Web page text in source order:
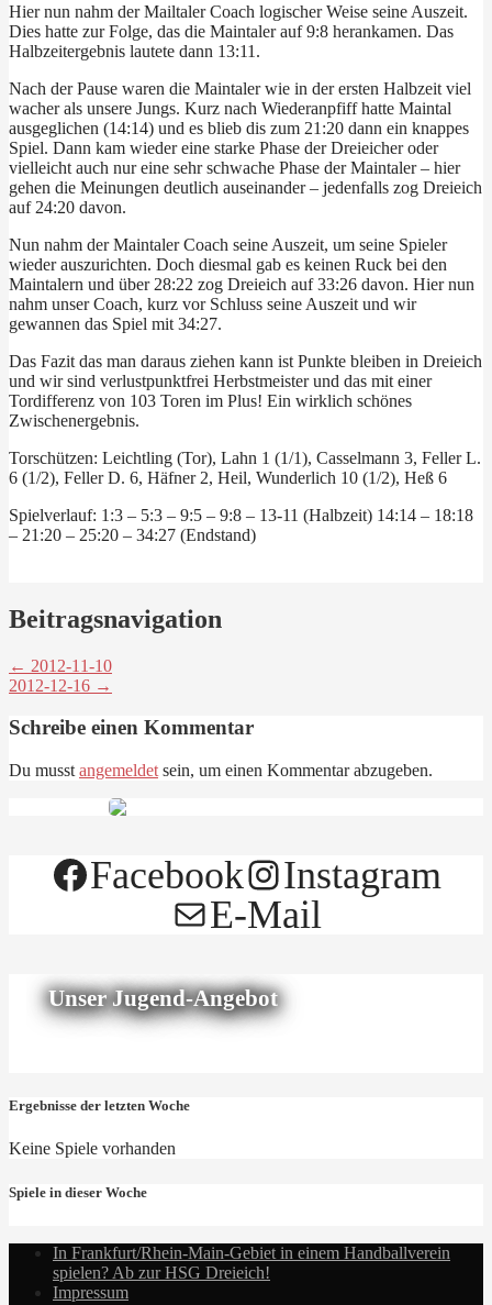
Hier nun nahm der Mailtaler Coach logischer Weise seine Auszeit.
Dies hatte zur Folge, das die Maintaler auf 9:8 herankamen. Das
Halbzeitergebnis lautete dann 13:11.
Nach der Pause waren die Maintaler wie in der ersten Halbzeit viel
wacher als unsere Jungs. Kurz nach Wiederanpfiff hatte Maintal
ausgeglichen (14:14) und es blieb dis zum 21:20 dann ein knappes
Spiel. Dann kam wieder eine starke Phase der Dreieicher oder
vielleicht auch nur eine sehr schwache Phase der Maintaler – hier
gehen die Meinungen deutlich auseinander – jedenfalls zog Dreieich
auf 24:20 davon.
Nun nahm der Maintaler Coach seine Auszeit, um seine Spieler
wieder auszurichten. Doch diesmal gab es keinen Ruck bei den
Maintalern und über 28:22 zog Dreieich auf 33:26 davon. Hier nun
nahm unser Coach, kurz vor Schluss seine Auszeit und wir
gewannen das Spiel mit 34:27.
Das Fazit das man daraus ziehen kann ist Punkte bleiben in Dreieich
und wir sind verlustpunktfrei Herbstmeister und das mit einer
Tordifferenz von 103 Toren im Plus! Ein wirklich schönes
Zwischenergebnis.
Torschützen: Leichtling (Tor), Lahn 1 (1/1), Casselmann 3, Feller L.
6 (1/2), Feller D. 6, Häfner 2, Heil, Wunderlich 10 (1/2), Heß 6
Spielverlauf: 1:3 – 5:3 – 9:5 – 9:8 – 13-11 (Halbzeit) 14:14 – 18:18
– 21:20 – 25:20 – 34:27 (Endstand)
Beitragsnavigation
← 2012-11-10
2012-12-16 →
Schreibe einen Kommentar
Du musst angemeldet sein, um einen Kommentar abzugeben.
Facebook
Instagram
E-Mail
Unser Jugend-Angebot
Ergebnisse der letzten Woche
Keine Spiele vorhanden
Spiele in dieser Woche
In Frankfurt/Rhein-Main-Gebiet in einem Handballverein
spielen? Ab zur HSG Dreieich!
Impressum